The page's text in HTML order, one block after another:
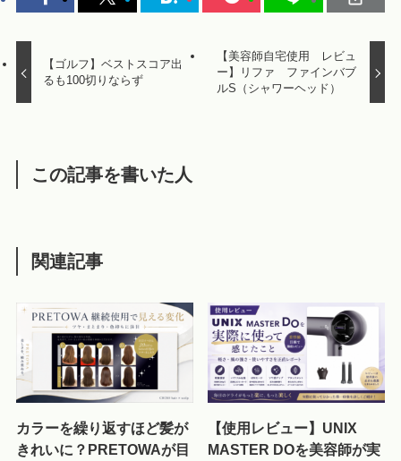
【ゴルフ】ベストスコア出
るも100切りならず
【美容師自宅使用 レビュ
ー】リファ ファインバブ
ルS（シャワーヘッド）
この記事を書いた人
関連記事
カラーを繰り返すほど髪が
きれいに？PRETOWAが目
【使用レビュー】UNIX
MASTER DOを美容師が実